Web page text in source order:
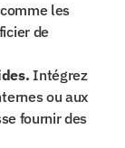
les
de
Intégrez
ou aux
fournir des